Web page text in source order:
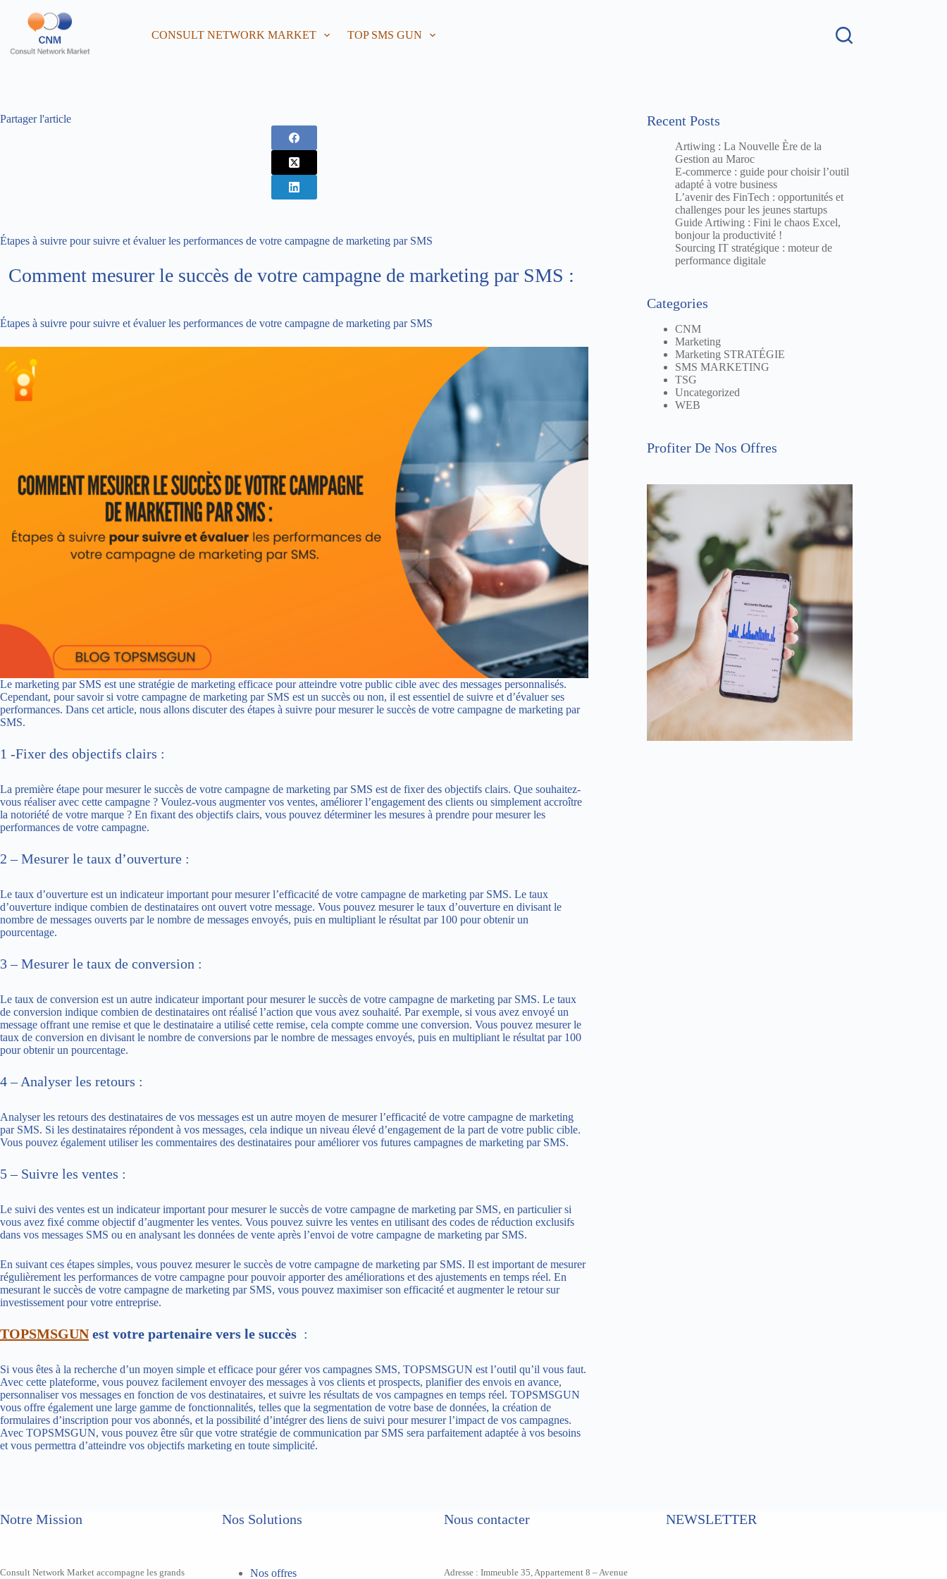
CONSULT NETWORK MARKET TOP SMS GUN
Partager l'article
Étapes à suivre pour suivre et évaluer les performances de votre campagne de marketing par SMS
Comment mesurer le succès de votre campagne de marketing par SMS :
Étapes à suivre pour suivre et évaluer les performances de votre campagne de marketing par SMS
Le marketing par SMS est une stratégie de marketing efficace pour atteindre votre public cible avec des messages personnalisés.
Cependant, pour savoir si votre campagne de marketing par SMS est un succès ou non, il est essentiel de suivre et d’évaluer ses
performances. Dans cet article, nous allons discuter des étapes à suivre pour mesurer le succès de votre campagne de marketing par
SMS.
1 -Fixer des objectifs clairs :
La première étape pour mesurer le succès de votre campagne de marketing par SMS est de fixer des objectifs clairs. Que souhaitez-
vous réaliser avec cette campagne ? Voulez-vous augmenter vos ventes, améliorer l’engagement des clients ou simplement accroître
la notoriété de votre marque ? En fixant des objectifs clairs, vous pouvez déterminer les mesures à prendre pour mesurer les
performances de votre campagne.
2 – Mesurer le taux d’ouverture :
Le taux d’ouverture est un indicateur important pour mesurer l’efficacité de votre campagne de marketing par SMS. Le taux
d’ouverture indique combien de destinataires ont ouvert votre message. Vous pouvez mesurer le taux d’ouverture en divisant le
nombre de messages ouverts par le nombre de messages envoyés, puis en multipliant le résultat par 100 pour obtenir un
pourcentage.
3 – Mesurer le taux de conversion :
Le taux de conversion est un autre indicateur important pour mesurer le succès de votre campagne de marketing par SMS. Le taux
de conversion indique combien de destinataires ont réalisé l’action que vous avez souhaité. Par exemple, si vous avez envoyé un
message offrant une remise et que le destinataire a utilisé cette remise, cela compte comme une conversion. Vous pouvez mesurer le
taux de conversion en divisant le nombre de conversions par le nombre de messages envoyés, puis en multipliant le résultat par 100
pour obtenir un pourcentage.
4 – Analyser les retours :
Analyser les retours des destinataires de vos messages est un autre moyen de mesurer l’efficacité de votre campagne de marketing
par SMS. Si les destinataires répondent à vos messages, cela indique un niveau élevé d’engagement de la part de votre public cible.
Vous pouvez également utiliser les commentaires des destinataires pour améliorer vos futures campagnes de marketing par SMS.
5 – Suivre les ventes :
Le suivi des ventes est un indicateur important pour mesurer le succès de votre campagne de marketing par SMS, en particulier si
vous avez fixé comme objectif d’augmenter les ventes. Vous pouvez suivre les ventes en utilisant des codes de réduction exclusifs
dans vos messages SMS ou en analysant les données de vente après l’envoi de votre campagne de marketing par SMS.
En suivant ces étapes simples, vous pouvez mesurer le succès de votre campagne de marketing par SMS. Il est important de mesurer
régulièrement les performances de votre campagne pour pouvoir apporter des améliorations et des ajustements en temps réel. En
mesurant le succès de votre campagne de marketing par SMS, vous pouvez maximiser son efficacité et augmenter le retour sur
investissement pour votre entreprise.
TOPSMSGUNest votre partenaire vers le succès :
Si vous êtes à la recherche d’un moyen simple et efficace pour gérer vos campagnes SMS, TOPSMSGUN est l’outil qu’il vous faut.
Avec cette plateforme, vous pouvez facilement envoyer des messages à vos clients et prospects, planifier des envois en avance,
personnaliser vos messages en fonction de vos destinataires, et suivre les résultats de vos campagnes en temps réel. TOPSMSGUN
vous offre également une large gamme de fonctionnalités, telles que la segmentation de votre base de données, la création de
formulaires d’inscription pour vos abonnés, et la possibilité d’intégrer des liens de suivi pour mesurer l’impact de vos campagnes.
Avec TOPSMSGUN, vous pouvez être sûr que votre stratégie de communication par SMS sera parfaitement adaptée à vos besoins
et vous permettra d’atteindre vos objectifs marketing en toute simplicité.
Recent Posts
Artiwing : La Nouvelle Ère de la
Gestion au Maroc
E-commerce : guide pour choisir l’outil
adapté à votre business
L’avenir des FinTech : opportunités et
challenges pour les jeunes startups
Guide Artiwing : Fini le chaos Excel,
bonjour la productivité !
Sourcing IT stratégique : moteur de
performance digitale
Categories
CNM
Marketing
Marketing STRATÉGIE
SMS MARKETING
TSG
Uncategorized
WEB
Profiter De Nos Offres
Notre Mission
Consult Network Market accompagne les grands
Nos Solutions
Nos offres
Nous contacter
Adresse : Immeuble 35, Appartement 8 – Avenue
NEWSLETTER